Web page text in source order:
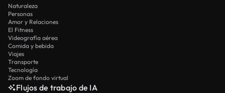
Naturaleza
Personas
Amor y Relaciones
El Fitness
Videografía aérea
Comida y bebida
Viajes
Transporte
Tecnología
Zoom de fondo virtual
Flujos de trabajo de IA